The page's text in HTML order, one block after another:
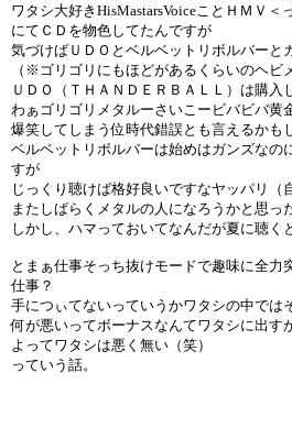
ワタシ大好きHisMastarsVoiceことＨＭＶ＜
にてＣＤを物色してたんですが
気づけばＵＤＯとベルベットリボルバー
（※ゴリゴリにもほどがあるくらいのヘビ
ＵＤＯ（ＴＨＡＮＤＥＲＢＡＬＬ）は購入
わぁゴリゴリメタルーさいこービバビバ
爆笑してしまう位時代錯誤とも言えるか
ベルベットリボルバーは始めはガンズな
すが
じっくり聴けば格好良いですなヤッパリ
またしばらくメタルの人になろうかと思っ
しかし、ハマっておいてなんだが夏に聴く
とまぁ仕事そっち抜けモードで趣味に全力
仕事？
手につぃてないっていうかワタシの中では
何が悪いってボーナスなんてワタシに出す
よってワタシは悪く無い（笑）
っていう話。